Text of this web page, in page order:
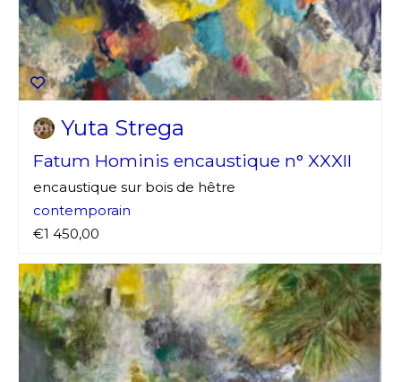
Yuta Strega
Fatum Hominis encaustique n° XXXII
encaustique sur bois de hêtre
contemporain
€1 450,00